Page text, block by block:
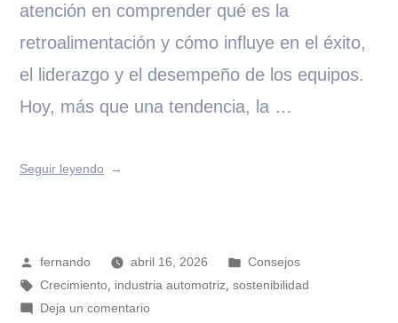
atención en comprender qué es la
retroalimentación y cómo influye en el éxito,
el liderazgo y el desempeño de los equipos.
Hoy, más que una tendencia, la …
Seguir leyendo
fernando abril 16, 2026
Consejos
Crecimiento, industria automotriz,sostenibilidad
Deja un comentario